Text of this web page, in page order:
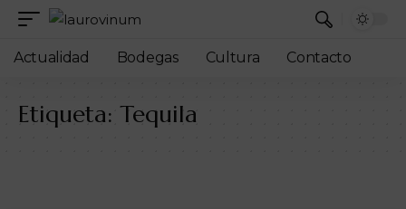
Actualidad Bodegas Cultura Contacto
Etiqueta: Tequila